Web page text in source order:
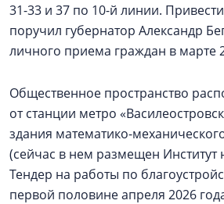
31-33 и 37 по 10-й линии.
поручил губернатор Александр
личного приема граждан в марте
Общественное пространство
от станции метро
здания математико-
(сейчас в нем размещен Институт
Тендер на работы по
первой половине апреля 2026